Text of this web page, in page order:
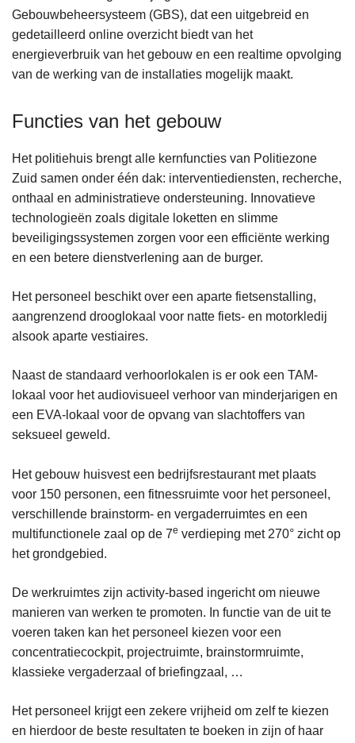
Gebouwbeheersysteem (GBS), dat een uitgebreid en
gedetailleerd online overzicht biedt van het
energieverbruik van het gebouw en een realtime opvolging
van de werking van de installaties mogelijk maakt.
Functies van het gebouw
Het politiehuis brengt alle kernfuncties van Politiezone
Zuid samen onder één dak: interventiediensten, recherche,
onthaal en administratieve ondersteuning. Innovatieve
technologieën zoals digitale loketten en slimme
beveiligingssystemen zorgen voor een efficiënte werking
en een betere dienstverlening aan de burger.
Het personeel beschikt over een aparte fietsenstalling,
aangrenzend drooglokaal voor natte fiets- en motorkledij
alsook aparte vestiaires.
Naast de standaard verhoorlokalen is er ook een TAM-
lokaal voor het audiovisueel verhoor van minderjarigen en
een EVA-lokaal voor de opvang van slachtoffers van
seksueel geweld.
Het gebouw huisvest een bedrijfsrestaurant met plaats
voor 150 personen, een fitnessruimte voor het personeel,
verschillende brainstorm- en vergaderruimtes en een
multifunctionele zaal op de 7e verdieping met 270° zicht op
het grondgebied.
De werkruimtes zijn activity-based ingericht om nieuwe
manieren van werken te promoten. In functie van de uit te
voeren taken kan het personeel kiezen voor een
concentratiecockpit, projectruimte, brainstormruimte,
klassieke vergaderzaal of briefingzaal, …
Het personeel krijgt een zekere vrijheid om zelf te kiezen
en hierdoor de beste resultaten te boeken in zijn of haar